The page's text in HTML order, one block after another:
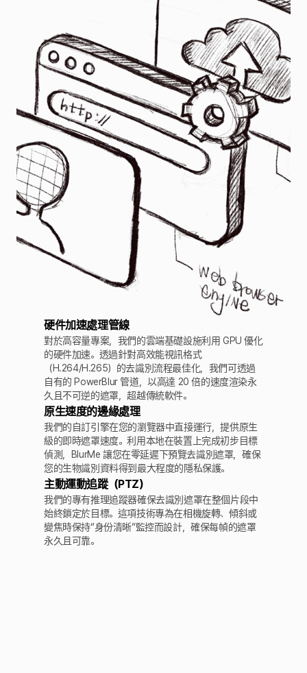
硬件加速處理管線
對於高容量專案，我們的雲端基礎設施利用 GPU 優化
的硬件加速。透過針對高效能視訊格式
（H.264/H.265）的去識別流程最佳化，我們可透過
自有的 PowerBlur 管道，以高達 20 倍的速度渲染永
久且不可逆的遮罩，超越傳統軟件。
原生速度的邊緣處理
我們的自訂引擎在您的瀏覽器中直接運行，提供原生
級的即時遮罩速度。利用本地在裝置上完成初步目標
偵測，BlurMe 讓您在零延遲下預覽去識別遮罩，確保
您的生物識別資料得到最大程度的隱私保護。
主動運動追蹤（PTZ）
我們的專有推理追蹤器確保去識別遮罩在整個片段中
始終鎖定於目標。這項技術專為在相機旋轉、傾斜或
變焦時保持“身份清晰”監控而設計，確保每幀的遮罩
永久且可靠。